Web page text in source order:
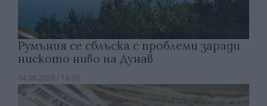
Румъния се сблъска с проблеми заради
ниското ниво на Дунав
04.08.2026 / 16:30